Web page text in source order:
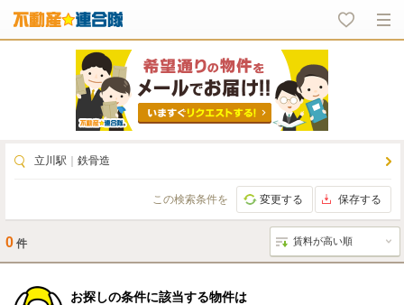
立川駅 鉄骨造
この検索条件を 変更する 保存する
0 件
お探しの条件に該当する物件は